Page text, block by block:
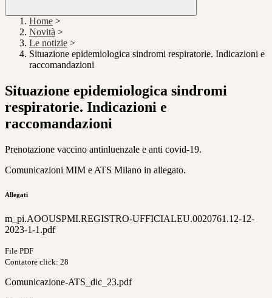
Home >
Novità >
Le notizie >
Situazione epidemiologica sindromi respiratorie. Indicazioni e
raccomandazioni
Situazione epidemiologica sindromi
respiratorie. Indicazioni e
raccomandazioni
Prenotazione vaccino antinluenzale e anti covid-19.
Comunicazioni MIM e ATS Milano in allegato.
Allegati
m_pi.AOOUSPMI.REGISTRO-UFFICIALEU.0020761.12-12-
2023-1-1.pdf
File PDF
Contatore click: 28
Comunicazione-ATS_dic_23.pdf